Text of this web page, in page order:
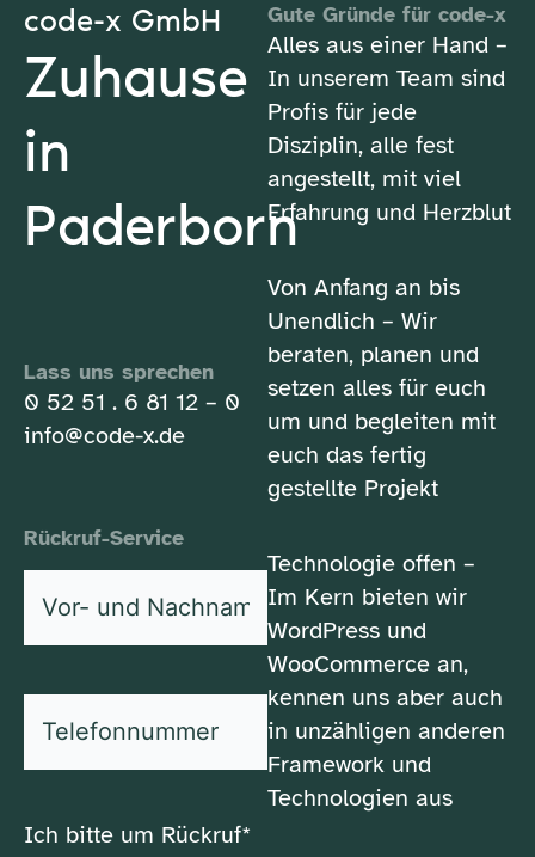
code-x GmbH
Zuhause
in
Paderborn
Lass uns sprechen
0 52 51 . 6 81 12 – 0
info@code-x.de
Rückruf-Service
und
Nachname*
Ich bitte um Rückruf*
Gute Gründe für code-x
Alles aus einer Hand –
In unserem Team sind
Profis für jede
Disziplin, alle fest
angestellt, mit viel
Erfahrung und Herzblut
Von Anfang an bis
Unendlich – Wir
beraten, planen und
setzen alles für euch
um und begleiten mit
euch das fertig
gestellte Projekt
Technologie offen –
Im Kern bieten wir
WordPress und
WooCommerce an,
kennen uns aber auch
in unzähligen anderen
Framework und
Technologien aus